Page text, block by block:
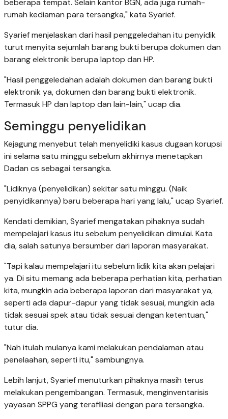
beberapa tempat. Selain kantor BGN, ada juga rumah-
rumah kediaman para tersangka," kata Syarief.
Syarief menjelaskan dari hasil penggeledahan itu penyidik
turut menyita sejumlah barang bukti berupa dokumen dan
barang elektronik berupa laptop dan HP.
"Hasil penggeledahan adalah dokumen dan barang bukti
elektronik ya, dokumen dan barang bukti elektronik.
Termasuk HP dan laptop dan lain-lain," ucap dia.
Seminggu penyelidikan
Kejagung menyebut telah menyelidiki kasus dugaan korupsi
ini selama satu minggu sebelum akhirnya menetapkan
Dadan cs sebagai tersangka.
"Lidiknya (penyelidikan) sekitar satu minggu. (Naik
penyidikannya) baru beberapa hari yang lalu," ucap Syarief.
Kendati demikian, Syarief mengatakan pihaknya sudah
mempelajari kasus itu sebelum penyelidikan dimulai. Kata
dia, salah satunya bersumber dari laporan masyarakat.
"Tapi kalau mempelajari itu sebelum lidik kita akan pelajari
ya. Di situ memang ada beberapa perhatian kita, perhatian
kita, mungkin ada beberapa laporan dari masyarakat ya,
seperti ada dapur-dapur yang tidak sesuai, mungkin ada
tidak sesuai spek atau tidak sesuai dengan ketentuan,"
tutur dia.
"Nah itulah mulanya kami melakukan pendalaman atau
penelaahan, seperti itu," sambungnya.
Lebih lanjut, Syarief menuturkan pihaknya masih terus
melakukan pengembangan. Termasuk, menginventarisis
yayasan SPPG yang terafiliasi dengan para tersangka.